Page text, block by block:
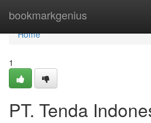
bookmarkgenius
Home
Home
1
PT. Tenda